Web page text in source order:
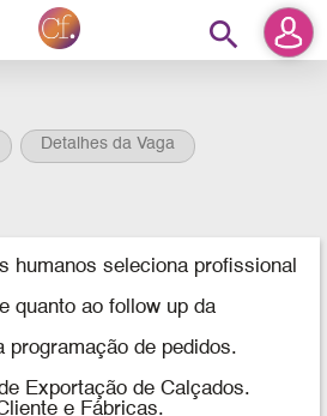
search
Detalhes da Vaga
humanos seleciona profissional
quanto ao follow up da
programação de pedidos.
Exportação de Calçados.
e Fábricas.